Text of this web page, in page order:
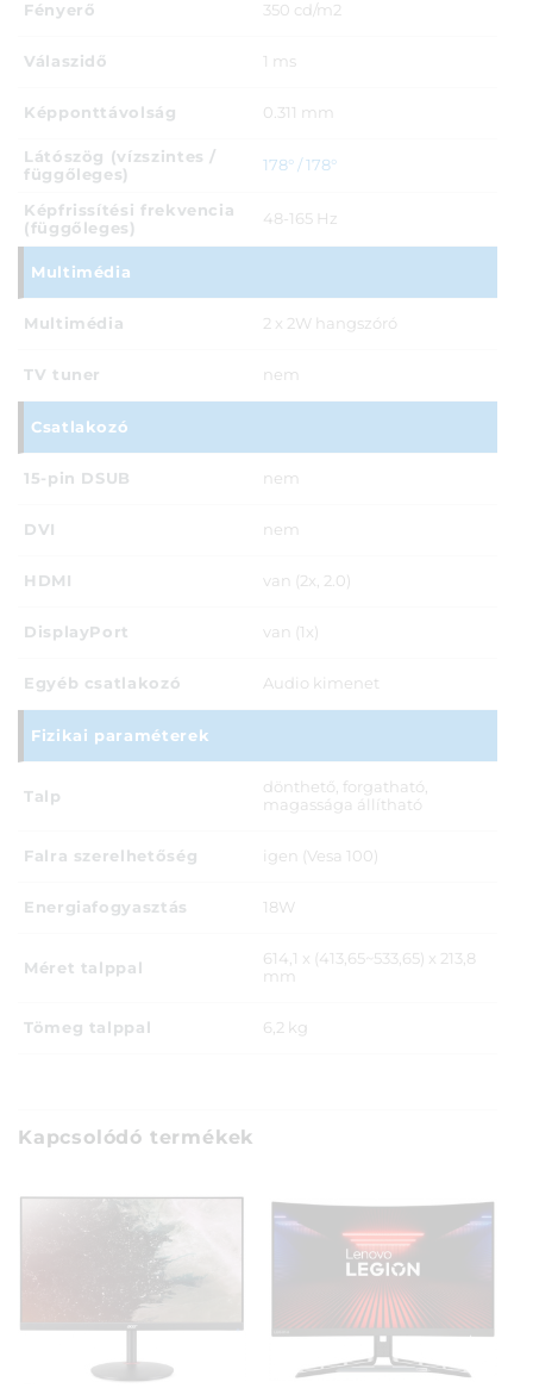
Fényerő 350 cd/m2
Válaszidő 1 ms
Képponttávolság 0.311 mm
Látószög (vízszintes /
függőleges)
178° / 178°
Képfrissítési frekvencia
(függőleges)
48-165 Hz
Multimédia
Multimédia 2 x 2W hangszóró
TV tuner nem
Csatlakozó
15-pin DSUB nem
DVI nem
HDMI van (2x, 2.0)
DisplayPort van (1x)
Egyéb csatlakozó Audio kimenet
Fizikai paraméterek
Talp
dönthető, forgatható,
magassága állítható
Falra szerelhetőség igen (Vesa 100)
Energiafogyasztás 18W
Méret talppal
614,1 x (413,65~533,65) x 213,8
mm
Tömeg talppal 6,2 kg
Kapcsolódó termékek